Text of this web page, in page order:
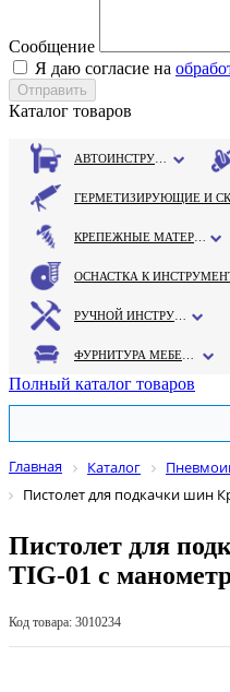
Сообщение
Я даю согласие на
Каталог товаров
Полный каталог товаров
Главная Каталог
Пистолет для подкачки шин
Пистолет для
ТIG-01 с
Код товара: 3010234